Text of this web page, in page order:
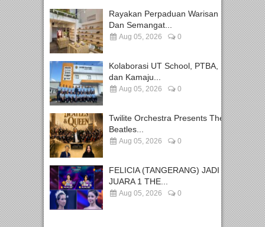
Rayakan Perpaduan Warisan
Dan Semangat...
Aug 05, 2026 0
Kolaborasi UT School, PTBA,
dan Kamaju...
Aug 05, 2026 0
Twilite Orchestra Presents The
Beatles...
Aug 05, 2026 0
FELICIA (TANGERANG) JADI
JUARA 1 THE...
Aug 05, 2026 0